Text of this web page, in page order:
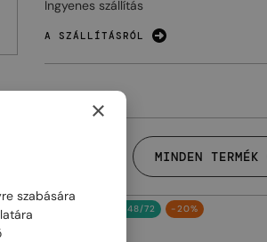
Ingyenes szállítás
A SZÁLLÍTÁSRÓL
MINDEN TERMÉK
48/72 -20%
×
szabására